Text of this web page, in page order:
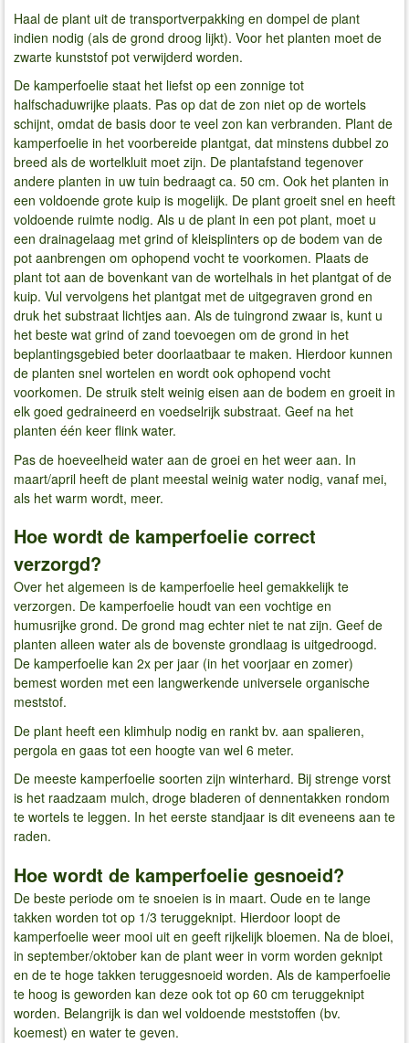
Haal de plant uit de transportverpakking en dompel de plant
indien nodig (als de grond droog lijkt). Voor het planten moet de
zwarte kunststof pot verwijderd worden.
De kamperfoelie staat het liefst op een zonnige tot
halfschaduwrijke plaats. Pas op dat de zon niet op de wortels
schijnt, omdat de basis door te veel zon kan verbranden. Plant de
kamperfoelie in het voorbereide plantgat, dat minstens dubbel zo
breed als de wortelkluit moet zijn. De plantafstand tegenover
andere planten in uw tuin bedraagt ca. 50 cm. Ook het planten in
een voldoende grote kuip is mogelijk. De plant groeit snel en heeft
voldoende ruimte nodig. Als u de plant in een pot plant, moet u
een drainagelaag met grind of kleisplinters op de bodem van de
pot aanbrengen om ophopend vocht te voorkomen. Plaats de
plant tot aan de bovenkant van de wortelhals in het plantgat of de
kuip. Vul vervolgens het plantgat met de uitgegraven grond en
druk het substraat lichtjes aan. Als de tuingrond zwaar is, kunt u
het beste wat grind of zand toevoegen om de grond in het
beplantingsgebied beter doorlaatbaar te maken. Hierdoor kunnen
de planten snel wortelen en wordt ook ophopend vocht
voorkomen. De struik stelt weinig eisen aan de bodem en groeit in
elk goed gedraineerd en voedselrijk substraat. Geef na het
planten één keer flink water.
Pas de hoeveelheid water aan de groei en het weer aan. In
maart/april heeft de plant meestal weinig water nodig, vanaf mei,
als het warm wordt, meer.
Hoe wordt de kamperfoelie correct
verzorgd?
Over het algemeen is de kamperfoelie heel gemakkelijk te
verzorgen. De kamperfoelie houdt van een vochtige en
humusrijke grond. De grond mag echter niet te nat zijn. Geef de
planten alleen water als de bovenste grondlaag is uitgedroogd.
De kamperfoelie kan 2x per jaar (in het voorjaar en zomer)
bemest worden met een langwerkende universele organische
meststof.
De plant heeft een klimhulp nodig en rankt bv. aan spalieren,
pergola en gaas tot een hoogte van wel 6 meter.
De meeste kamperfoelie soorten zijn winterhard. Bij strenge vorst
is het raadzaam mulch, droge bladeren of dennentakken rondom
te wortels te leggen. In het eerste standjaar is dit eveneens aan te
raden.
Hoe wordt de kamperfoelie gesnoeid?
De beste periode om te snoeien is in maart. Oude en te lange
takken worden tot op 1/3 teruggeknipt. Hierdoor loopt de
kamperfoelie weer mooi uit en geeft rijkelijk bloemen. Na de bloei,
in september/oktober kan de plant weer in vorm worden geknipt
en de te hoge takken teruggesnoeid worden. Als de kamperfoelie
te hoog is geworden kan deze ook tot op 60 cm teruggeknipt
worden. Belangrijk is dan wel voldoende meststoffen (bv.
koemest) en water te geven.